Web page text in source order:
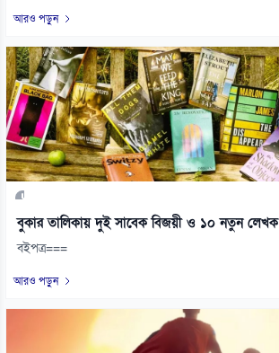
আরও পড়ুন
বুকার তালিকায় দুই সাবেক বিজয়ী ও ১০ নতুন লেখক
বইপত্র===
আরও পড়ুন